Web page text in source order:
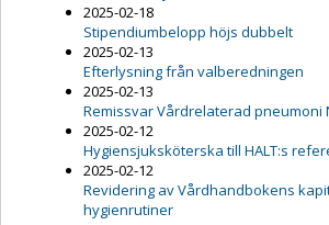
2025-02-18
Stipendiumbelopp höjs dubbelt
2025-02-13
Efterlysning från valberedningen
2025-02-13
Remissvar Vårdrelaterad pneumoni
2025-02-12
Hygiensjuksköterska till HALT:s
2025-02-12
Revidering av Vårdhandbokens
hygienrutiner